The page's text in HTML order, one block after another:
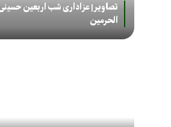
تصاویر| عزاداری شب اربعین
الحرمین